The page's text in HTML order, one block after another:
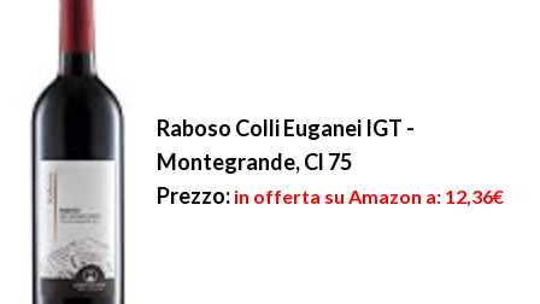
Raboso Colli Euganei IGT -
Montegrande, Cl 75
Prezzo: in offerta su Amazon a: 12,36€